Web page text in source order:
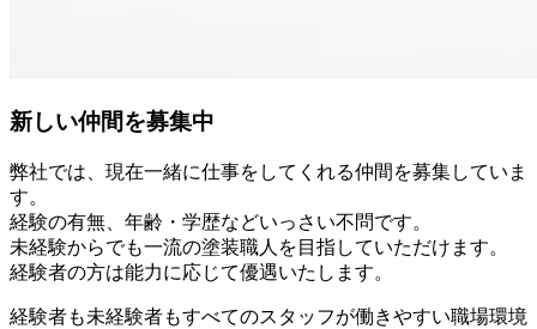
新しい仲間を募集中
弊社では、現在一緒に仕事をしてくれる仲間を募集していま
す。
経験の有無、年齢・学歴などいっさい不問です。
未経験からでも一流の塗装職人を目指していただけます。
経験者の方は能力に応じて優遇いたします。
経験者も未経験者もすべてのスタッフが働きやすい職場環境